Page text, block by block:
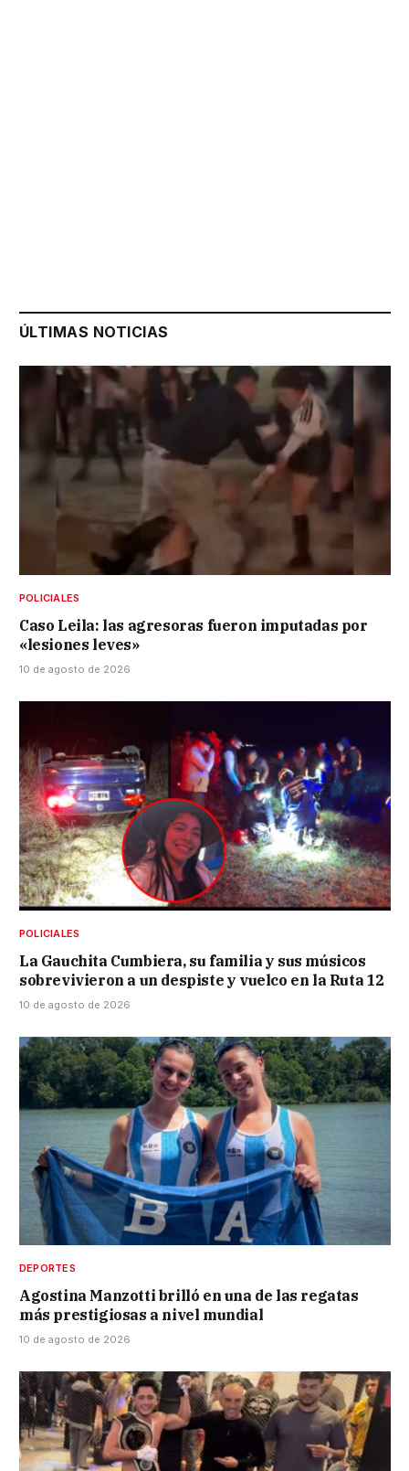
ÚLTIMAS NOTICIAS
POLICIALES
Caso Leila: las agresoras fueron imputadas por
«lesiones leves»
10 de agosto de 2026
POLICIALES
La Gauchita Cumbiera, su familia y sus músicos
sobrevivieron a un despiste y vuelco en la Ruta 12
10 de agosto de 2026
DEPORTES
Agostina Manzotti brilló en una de las regatas
más prestigiosas a nivel mundial
10 de agosto de 2026